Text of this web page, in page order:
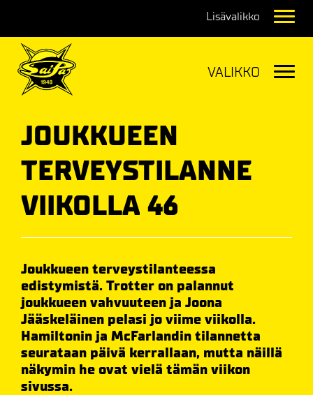
JOUKKUEEN
TERVEYSTILANNE
VIIKOLLA 46
Joukkueen terveystilanteessa
edistymistä. Trotter on palannut
joukkueen vahvuuteen ja Joona
Jääskeläinen pelasi jo viime viikolla.
Hamiltonin ja McFarlandin tilannetta
seurataan päivä kerrallaan, mutta näillä
näkymin he ovat vielä tämän viikon
sivussa.